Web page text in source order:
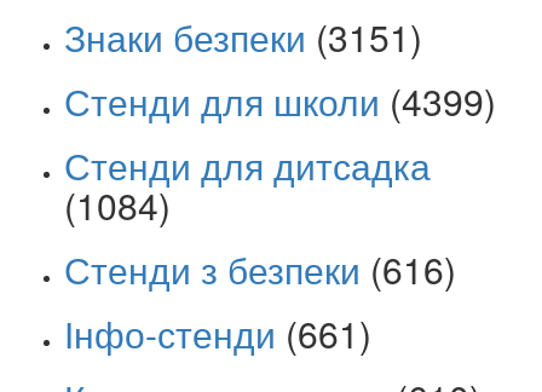
Знаки безпеки (3151)
Стенди для школи (4399)
Стенди для дитсадка
(1084)
Стенди з безпеки (616)
Інфо-стенди (661)